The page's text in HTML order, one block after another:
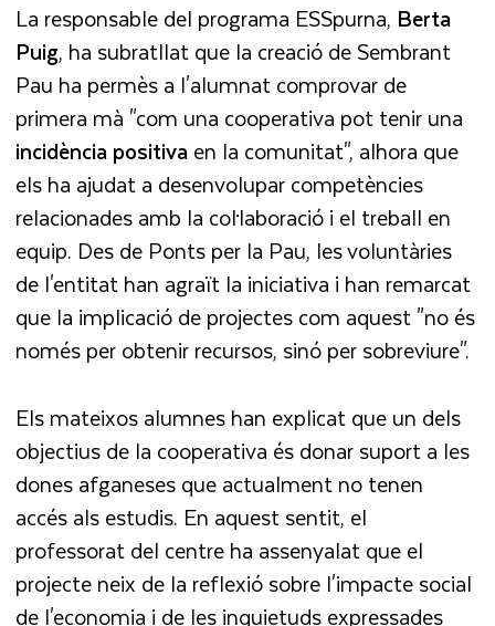
La responsable del programa ESSpurna, Berta
Puig, ha subratllat que la creació de Sembrant
Pau ha permès a l'alumnat comprovar de
primera mà "com una cooperativa pot tenir una
incidència positivaen la comunitat", alhora que
els ha ajudat a desenvolupar competències
relacionades amb la col·laboració i el treball en
equip. Des de Ponts per la Pau, les voluntàries
de l'entitat han agraït la iniciativa i han remarcat
que la implicació de projectes com aquest "no és
només per obtenir recursos, sinó per sobreviure".
Els mateixos alumnes han explicat que un dels
objectius de la cooperativa és donar suport a les
dones afganeses que actualment no tenen
accés als estudis. En aquest sentit, el
professorat del centre ha assenyalat que el
projecte neix de la reflexió sobre l'impacte social
de l'economia i de les inquietuds expressades